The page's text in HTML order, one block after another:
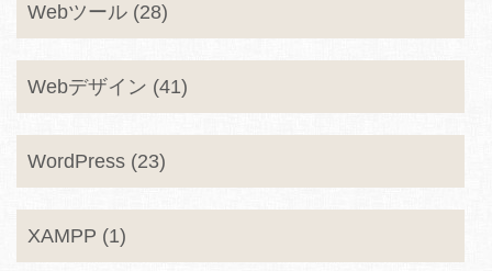
Webツール (28)
Webデザイン (41)
WordPress (23)
XAMPP (1)